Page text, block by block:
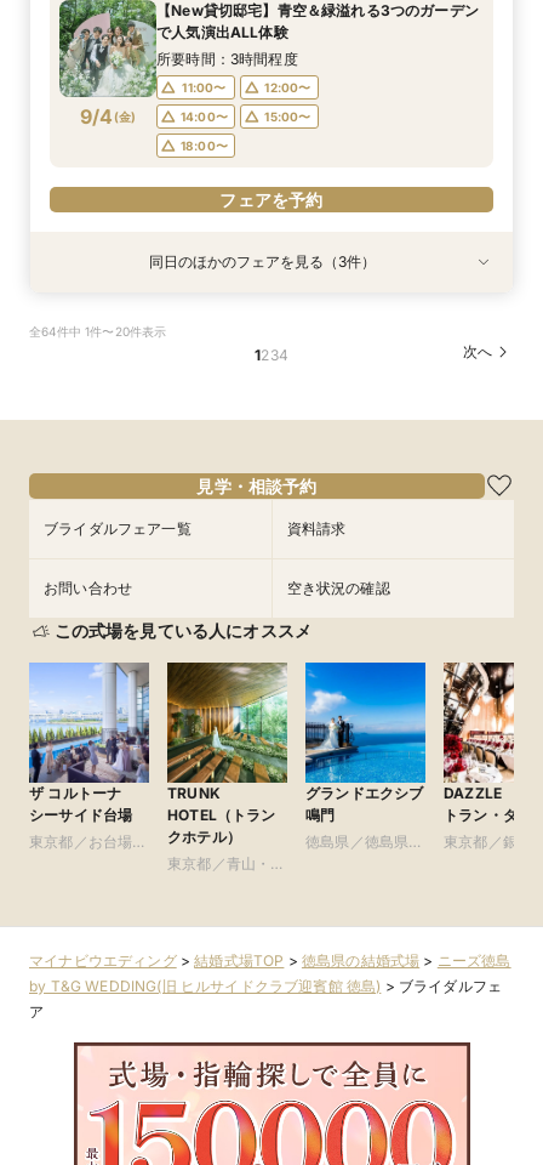
9/3(木)
12:00〜
14:00〜
15:00〜
18:00〜
フェアを予約
9/3(木)
11:00〜
12:00〜
14:00〜
15:00〜
17:30〜
フェアを予約
9/3(木)
11:00〜
12:00〜
14:00〜
15:00〜
17:30〜
フェアを予約
9/4 (金)
【New貸切邸宅】青空＆緑溢れる3つのガーデン
で人気演出ALL体験
所要時間：3時間程度
11:00〜
12:00〜
14:00〜
15:00〜
18:00〜
フェアを予約
9/4
豪華10大特典付き
フェアを予約
衣装試着 特典あり
9/4
★貸切体験＆相談会
衣装試着 特典あり
9/4
挙式体験＆豪華試食付き
同日のほかのフェアを見る（3件）
全64件中 1件〜20件表示
1234 次へ
見学・相談予約
ブライダルフェア一覧 資料請求
お問い合わせ 空き状況の確認
この式場を見ている人にオススメ
ザ コルトーナ
シーサイド台場
東京都／お台場・
TRUNK
HOTEL（トラン
クホテル）
東京都／青山・表
グランドエクシブ
鳴門
徳島県／徳島県全
DAZZLE （レ
トラン・ダズ
東京都／銀座
マイナビウエディング>結婚式場TOP > 徳島県の結婚式場 > ニーズ徳島
by T&G WEDDING(旧 ヒルサイドクラブ迎賓館 徳島) > ブライダルフェ
ア